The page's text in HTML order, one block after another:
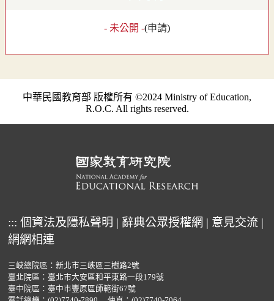
- 未公開 -(申請)
中華民國教育部 版權所有 ©2024 Ministry of Education,
R.O.C. All rights reserved.
::: 個資法及隱私聲明 | 辭典公眾授權網 | 意見交流 |
網網相連
三峽總院區：新北市三峽區三樹路2號
臺北院區：臺北市大安區和平東路一段179號
臺中院區：臺中市豐原區師範街67號